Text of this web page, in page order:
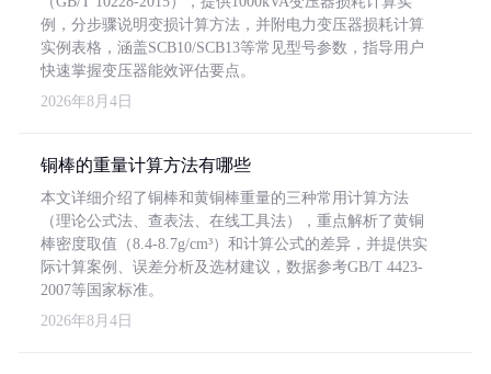
例，分步骤说明变损计算方法，并附电力变压器损耗计算
实例表格，涵盖SCB10/SCB13等常见型号参数，指导用户
快速掌握变压器能效评估要点。
2026年8月4日
铜棒的重量计算方法有哪些
本文详细介绍了铜棒和黄铜棒重量的三种常用计算方法
（理论公式法、查表法、在线工具法），重点解析了黄铜
棒密度取值（8.4-8.7g/cm³）和计算公式的差异，并提供实
际计算案例、误差分析及选材建议，数据参考GB/T 4423-
2007等国家标准。
2026年8月4日